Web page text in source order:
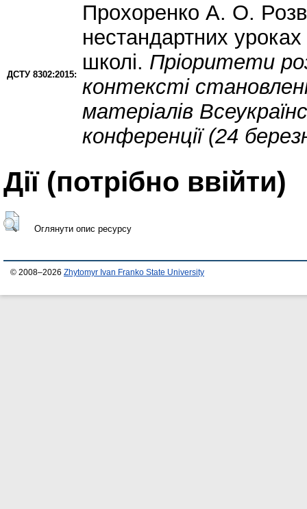
ДСТУ 8302:2015:
Прохоренко А. О.
нестандартних уроках
школі. Пріоритети
контексті
матеріалів
конференції (24
Дії ​​(потрібно ввійти)
Оглянути опис ресурсу
© 2008–2026 Zhytomyr Ivan Franko State University